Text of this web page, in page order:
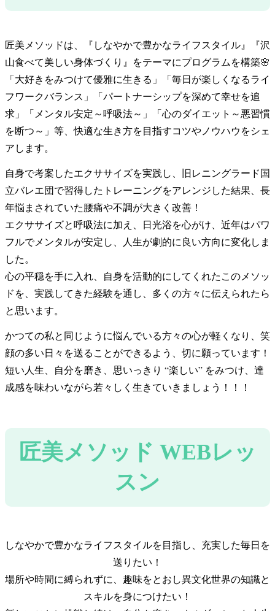
匠美メソッドは、『しなやかで豊かなライフスタイル』『沢
山食べて美しい身体づくり』をテーマにプログラムを構築🌸
「大好きをみつけて優雅に生きる」「毎日が楽しくなるライ
フワークバランス」「パートナーシップを深めて幸せを追
求」「メンタル安定～呼吸法～」「心のダイエット～悪習慣
を断つ～」等、快適な生き方を目指すコツやノウハウをシェ
アします。
自身で考案したエクササイズを実践し、旧レニングラード国
立バレエ団で習得したトレーニングをアレンジした結果、長
年悩まされていた腰痛や不調が大きく改善！
エクササイズと呼吸法に加え、日光浴を心がけ、近年はパワ
フルでメンタルが安定し、人生が劇的に良い方向に変化しま
した。
心の平穏を手に入れ、自身を活動的にしてくれたこのメソッ
ドを、実践してきた経験を通し、多くの方々に伝えられたら
と思います。
かつての私と同じように悩んでいる方々の心が軽くなり、笑
顔の多い日々を送ることができるよう、切に願っています！
短い人生、自分を磨き、思いっきり “楽しい” をみつけ、達
成感を味わいながら若々しく生きていきましょう！！！
匠美メソッド WEBレッ
スン
しなやかで豊かなライフスタイルを目指し、充実した毎日を
送りたい！
場所や時間に縛られずに、趣味をとおし異文化世界の知識と
スキルを身につけたい！